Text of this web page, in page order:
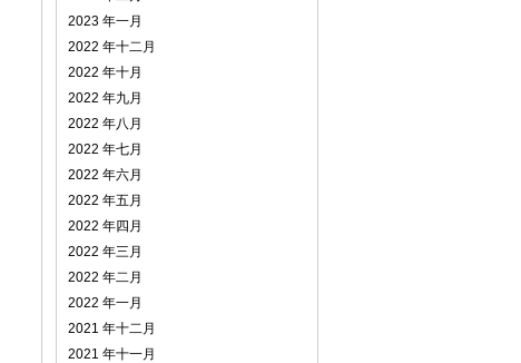
2023 年一月
2022 年十二月
2022 年十月
2022 年九月
2022 年八月
2022 年七月
2022 年六月
2022 年五月
2022 年四月
2022 年三月
2022 年二月
2022 年一月
2021 年十二月
2021 年十一月